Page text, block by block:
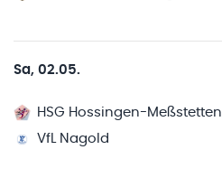
Sa, 02.05.
HSG Hossingen-Meßstetten
VfL Nagold